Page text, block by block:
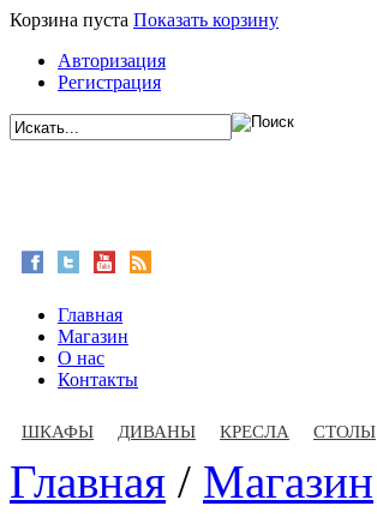
Корзина пуста Показать корзину
Авторизация
Регистрация
Главная
Магазин
О нас
Контакты
ШКАФЫ ДИВАНЫ КРЕСЛА СТОЛЫ
Главная / Магазин